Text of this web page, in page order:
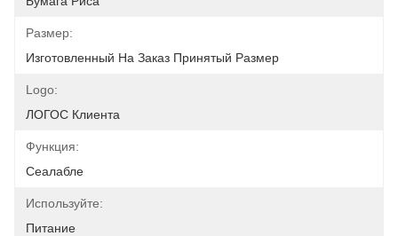
Размер:
Изготовленный На Заказ Принятый Размер
Logo:
ЛОГОС Клиента
Функция:
Сеалабле
Используйте:
Питание